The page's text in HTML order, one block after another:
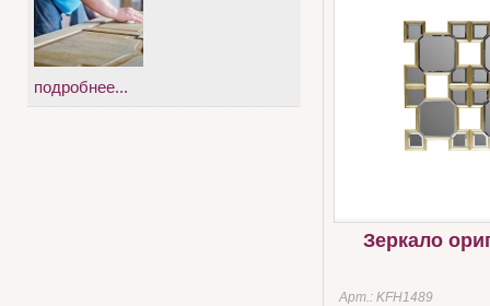
Зеркало
Арт.: KFH1489
подробнее...